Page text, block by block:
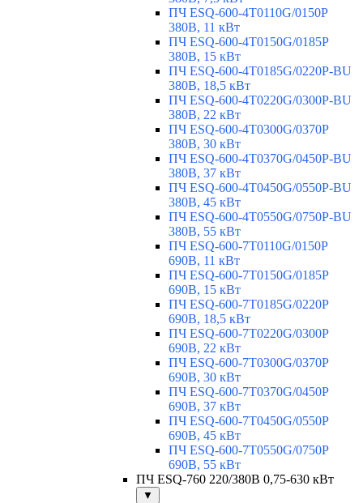
ПЧ ESQ-600-4T0110G/0150P
380В, 11 кВт
ПЧ ESQ-600-4T0150G/0185P
380В, 15 кВт
ПЧ ESQ-600-4T0185G/0220P-BU
380В, 18,5 кВт
ПЧ ESQ-600-4T0220G/0300P-BU
380В, 22 кВт
ПЧ ESQ-600-4T0300G/0370P
380В, 30 кВт
ПЧ ESQ-600-4T0370G/0450P-BU
380В, 37 кВт
ПЧ ESQ-600-4T0450G/0550P-BU
380В, 45 кВт
ПЧ ESQ-600-4T0550G/0750P-BU
380В, 55 кВт
ПЧ ESQ-600-7T0110G/0150P
690В, 11 кВт
ПЧ ESQ-600-7T0150G/0185P
690В, 15 кВт
ПЧ ESQ-600-7T0185G/0220P
690В, 18,5 кВт
ПЧ ESQ-600-7T0220G/0300P
690В, 22 кВт
ПЧ ESQ-600-7T0300G/0370P
690В, 30 кВт
ПЧ ESQ-600-7T0370G/0450P
690В, 37 кВт
ПЧ ESQ-600-7T0450G/0550P
690В, 45 кВт
ПЧ ESQ-600-7T0550G/0750P
690В, 55 кВт
ПЧ ESQ-760 220/380В 0,75-630 кВт
▼